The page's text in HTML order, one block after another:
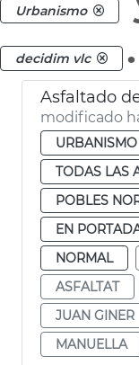
Urbanismo
decidim vlc .
modificado
TODAS LAS
POBLES
EN
NORMAL
ASFALTAT
JUAN GINER
MANUELLA